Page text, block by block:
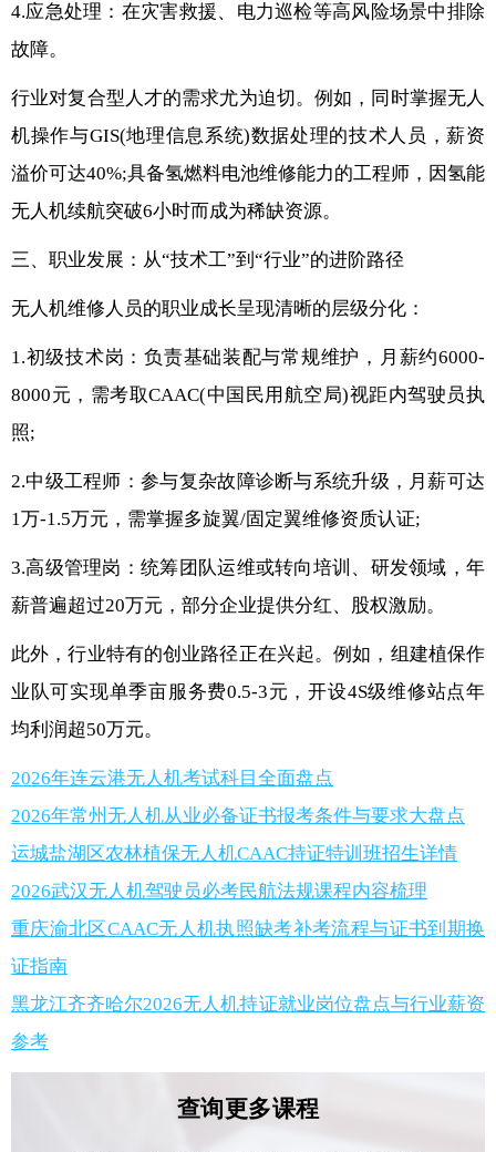
4.应急处理：在灾害救援、电力巡检等高风险场景中排除
故障。
行业对复合型人才的需求尤为迫切。例如，同时掌握无人
机操作与GIS(地理信息系统)数据处理的技术人员，薪资
溢价可达40%;具备氢燃料电池维修能力的工程师，因氢能
无人机续航突破6小时而成为稀缺资源。
三、职业发展：从“技术工”到“行业”的进阶路径
无人机维修人员的职业成长呈现清晰的层级分化：
1.初级技术岗：负责基础装配与常规维护，月薪约6000-
8000元，需考取CAAC(中国民用航空局)视距内驾驶员执
照;
2.中级工程师：参与复杂故障诊断与系统升级，月薪可达
1万-1.5万元，需掌握多旋翼/固定翼维修资质认证;
3.高级管理岗：统筹团队运维或转向培训、研发领域，年
薪普遍超过20万元，部分企业提供分红、股权激励。
此外，行业特有的创业路径正在兴起。例如，组建植保作
业队可实现单季亩服务费0.5-3元，开设4S级维修站点年
均利润超50万元。
2026年连云港无人机考试科目全面盘点
2026年常州无人机从业必备证书报考条件与要求大盘点
运城盐湖区农林植保无人机CAAC持证特训班招生详情
2026武汉无人机驾驶员必考民航法规课程内容梳理
重庆渝北区CAAC无人机执照缺考补考流程与证书到期换
证指南
黑龙江齐齐哈尔2026无人机持证就业岗位盘点与行业薪资
参考